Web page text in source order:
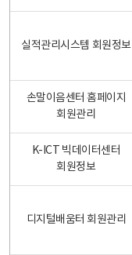
실적관리시스템 회원정보
손말이음센터 홈페이지
회원관리
K-ICT 빅데이터센터
회원정보
디지털배움터 회원관리